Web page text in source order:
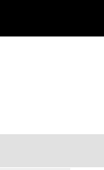
content